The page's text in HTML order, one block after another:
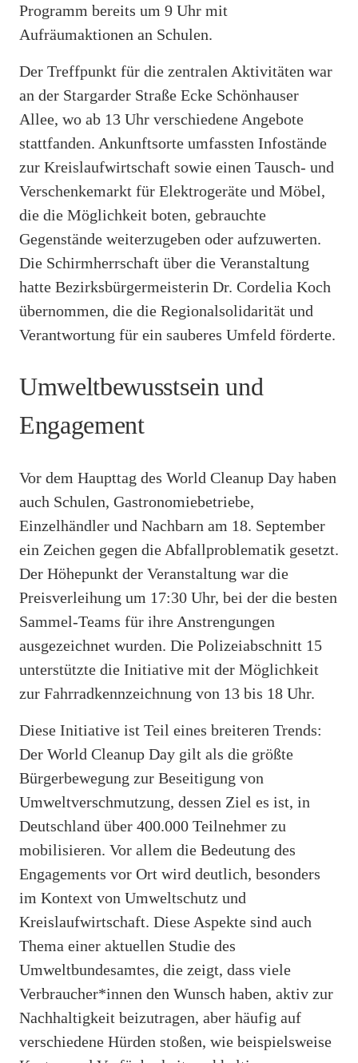
Programm bereits um 9 Uhr mit
Aufräumaktionen an Schulen.
Der Treffpunkt für die zentralen Aktivitäten war
an der Stargarder Straße Ecke Schönhauser
Allee, wo ab 13 Uhr verschiedene Angebote
stattfanden. Ankunftsorte umfassten Infostände
zur Kreislaufwirtschaft sowie einen Tausch- und
Verschenkemarkt für Elektrogeräte und Möbel,
die die Möglichkeit boten, gebrauchte
Gegenstände weiterzugeben oder aufzuwerten.
Die Schirmherrschaft über die Veranstaltung
hatte Bezirksbürgermeisterin Dr. Cordelia Koch
übernommen, die die Regionalsolidarität und
Verantwortung für ein sauberes Umfeld förderte.
Umweltbewusstsein und
Engagement
Vor dem Haupttag des World Cleanup Day haben
auch Schulen, Gastronomiebetriebe,
Einzelhändler und Nachbarn am 18. September
ein Zeichen gegen die Abfallproblematik gesetzt.
Der Höhepunkt der Veranstaltung war die
Preisverleihung um 17:30 Uhr, bei der die besten
Sammel-Teams für ihre Anstrengungen
ausgezeichnet wurden. Die Polizeiabschnitt 15
unterstützte die Initiative mit der Möglichkeit
zur Fahrradkennzeichnung von 13 bis 18 Uhr.
Diese Initiative ist Teil eines breiteren Trends:
Der World Cleanup Day gilt als die größte
Bürgerbewegung zur Beseitigung von
Umweltverschmutzung, dessen Ziel es ist, in
Deutschland über 400.000 Teilnehmer zu
mobilisieren. Vor allem die Bedeutung des
Engagements vor Ort wird deutlich, besonders
im Kontext von Umweltschutz und
Kreislaufwirtschaft. Diese Aspekte sind auch
Thema einer aktuellen Studie des
Umweltbundesamtes, die zeigt, dass viele
Verbraucher*innen den Wunsch haben, aktiv zur
Nachhaltigkeit beizutragen, aber häufig auf
verschiedene Hürden stoßen, wie beispielsweise